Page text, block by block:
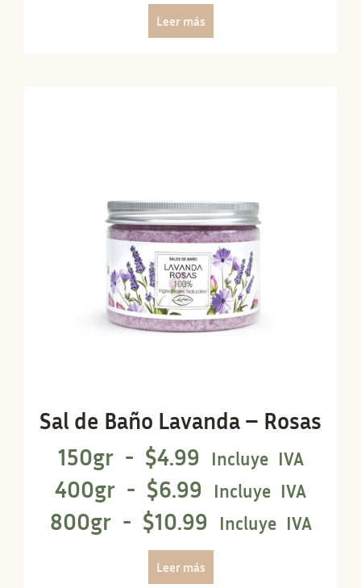
Leer más
Sal de Baño Lavanda – Rosas
150gr - $4.99 Incluye IVA
400gr - $6.99 Incluye IVA
800gr - $10.99 Incluye IVA
Leer más